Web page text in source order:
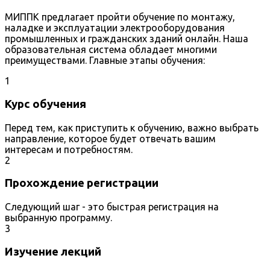
МИППК предлагает пройти обучение по монтажу,
наладке и эксплуатации электрооборудования
промышленных и гражданских зданий онлайн. Наша
образовательная система обладает многими
преимуществами. Главные этапы обучения:
1
Курс обучения
Перед тем, как приступить к обучению, важно выбрать
направление, которое будет отвечать вашим
интересам и потребностям.
2
Прохождение регистрации
Следующий шаг - это быстрая регистрация на
выбранную программу.
3
Изучение лекций